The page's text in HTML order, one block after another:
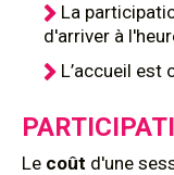
La
d'arriver à
L’accueil est
Le coût d'une